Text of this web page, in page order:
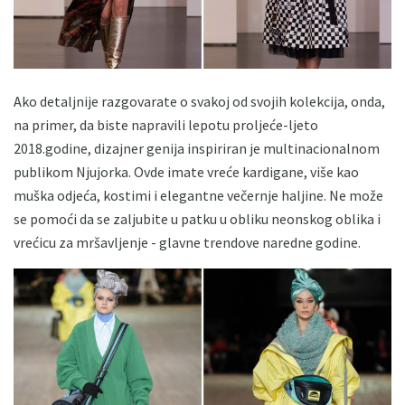
Ako detaljnije razgovarate o svakoj od svojih kolekcija, onda,
na primer, da biste napravili lepotu proljeće-ljeto
2018.godine, dizajner genija inspiriran je multinacionalnom
publikom Njujorka. Ovde imate vreće kardigane, više kao
muška odjeća, kostimi i elegantne večernje haljine. Ne može
se pomoći da se zaljubite u patku u obliku neonskog oblika i
vrećicu za mršavljenje - glavne trendove naredne godine.